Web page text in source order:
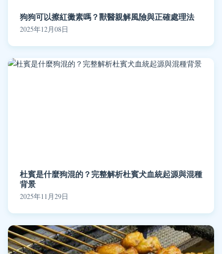
狗狗可以擦紅黴素嗎？獸醫親解風險與正確處理法
2025年12月08日
杜賓是什麼狗混的？完整解析杜賓犬血統起源與混種
背景
2025年11月29日